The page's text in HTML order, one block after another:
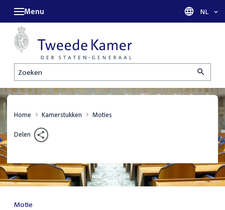
Zoeken
Menu Taal
NL
Home Kamerstukken Moties
Delen
Motie